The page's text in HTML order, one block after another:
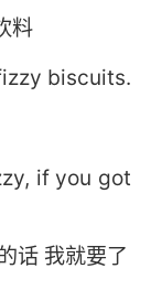
料
biscuits.
if you got
话 我就要了